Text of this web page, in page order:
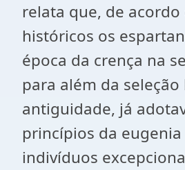
relata que, de
históricos os
época da crença na
para além da
antiguidade, já
princípios da
indivíduos